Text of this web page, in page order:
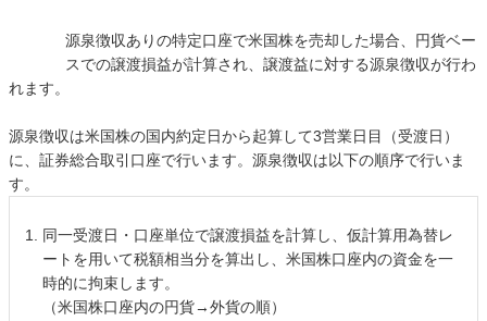
源泉徴収ありの特定口座で米国株を売却した場合、円貨ベー
スでの譲渡損益が計算され、譲渡益に対する源泉徴収が行わ
れます。
源泉徴収は米国株の国内約定日から起算して3営業日目（受渡日）
に、証券総合取引口座で行います。源泉徴収は以下の順序で行いま
す。
同一受渡日・口座単位で譲渡損益を計算し、仮計算用為替レ
ートを用いて税額相当分を算出し、米国株口座内の資金を一
時的に拘束します。
（米国株口座内の円貨→外貨の順）